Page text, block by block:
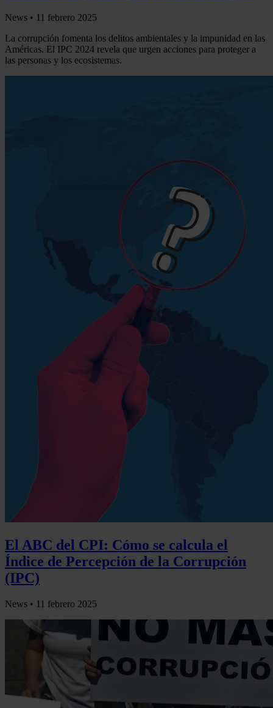
News • 11 febrero 2025
La corrupción fomenta los delitos ambientales y la impunidad en las
Américas. El IPC 2024 revela que urgen acciones para proteger a
las personas y los ecosistemas.
El ABC del CPI: Cómo se calcula el
Índice de Percepción de la Corrupción
(IPC)
News • 11 febrero 2025